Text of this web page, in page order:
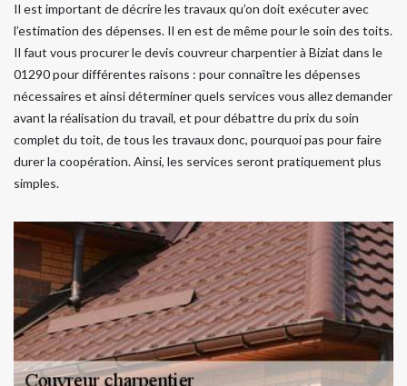
Il est important de décrire les travaux qu’on doit exécuter avec
l’estimation des dépenses. Il en est de même pour le soin des toits.
Il faut vous procurer le devis couvreur charpentier à Biziat dans le
01290 pour différentes raisons : pour connaître les dépenses
nécessaires et ainsi déterminer quels services vous allez demander
avant la réalisation du travail, et pour débattre du prix du soin
complet du toit, de tous les travaux donc, pourquoi pas pour faire
durer la coopération. Ainsi, les services seront pratiquement plus
simples.